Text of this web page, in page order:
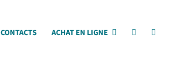
CONTACTS ACHAT EN LIGNE